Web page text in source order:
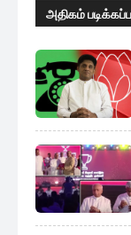
அதிகம்